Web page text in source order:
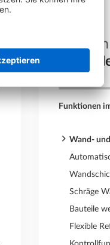
Funktionen
Wand-
Schräge
Bauteile
Flexible